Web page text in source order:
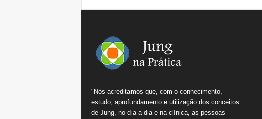
"Nós acreditamos que, com o conhecimento,
estudo, aprofundamento e utilização dos conceitos
de Jung, no dia-a-dia e na clínica, as pessoas